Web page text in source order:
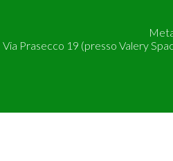
Via Prasecco 19 (presso Valery